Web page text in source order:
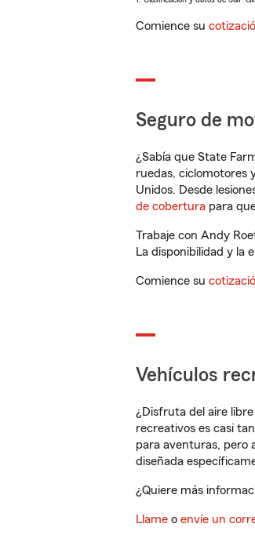
Comience su
Seguro de
¿Sabía que State
ruedas, ciclomotores
Unidos. Desde
de cobertura para
Trabaje con Andy
La disponibilidad y la
Comience su
Vehículos
¿Disfruta del aire
recreativos es casi
para aventuras, pero
diseñada
¿Quiere más
Llame o envíe un